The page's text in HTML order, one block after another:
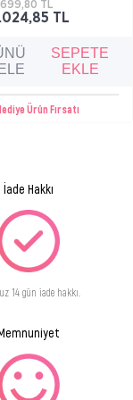
azaltmaya yardımcı olur.
TL
TL
Ürün Fırsatı
SEPETE
EKLE
İade Hakkı
14 gün iade hakkı.